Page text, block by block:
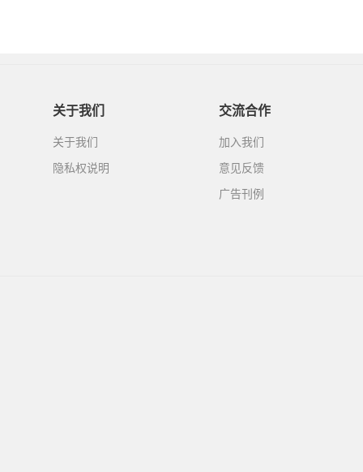
关于我们
关于我们
隐私权说明
交流合作
加入我们
意见反馈
广告刊例